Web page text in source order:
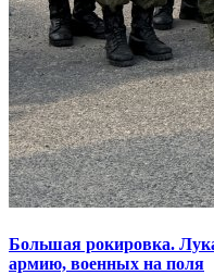
Большая рокировка.
армию, военных на поля